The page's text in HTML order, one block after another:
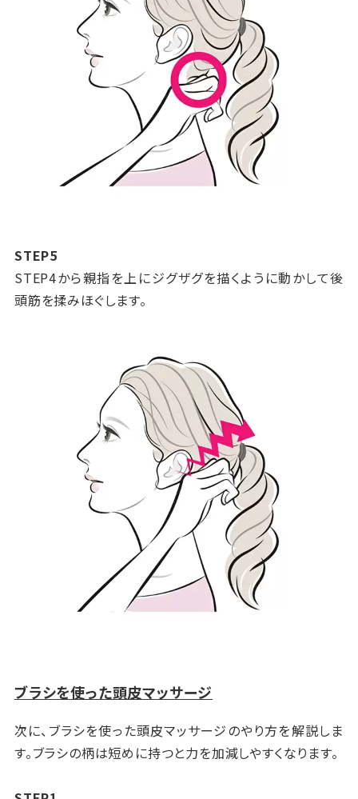
STEP5
STEP4から親指を上にジグザグを描くように動かして後
頭筋を揉みほぐします。
ブラシを使った頭皮マッサージ
次に、ブラシを使った頭皮マッサージのやり方を解説しま
す。ブラシの柄は短めに持つと力を加減しやすくなります。